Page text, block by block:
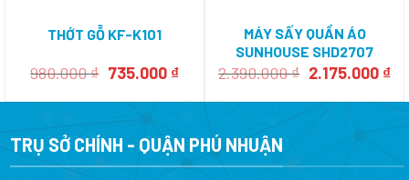
THỚT GỖ KF-K101
980.000₫ Giá
là:
735.000 ₫Giá
tại
735.000 ₫.
MÁY SẤY QUẦN ÁO
SUNHOUSE SHD2707
2.390.000₫ Giá
là:
2.175.000 ₫
tại
TRỤ SỞ CHÍNH - QUẬN PHÚ NHUẬN